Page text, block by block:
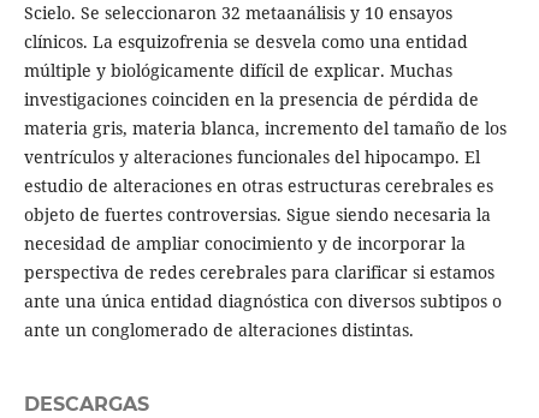
Scielo. Se seleccionaron 32 metaanálisis y 10 ensayos
clínicos. La esquizofrenia se desvela como una entidad
múltiple y biológicamente difícil de explicar. Muchas
investigaciones coinciden en la presencia de pérdida de
materia gris, materia blanca, incremento del tamaño de los
ventrículos y alteraciones funcionales del hipocampo. El
estudio de alteraciones en otras estructuras cerebrales es
objeto de fuertes controversias. Sigue siendo necesaria la
necesidad de ampliar conocimiento y de incorporar la
perspectiva de redes cerebrales para clarificar si estamos
ante una única entidad diagnóstica con diversos subtipos o
ante un conglomerado de alteraciones distintas.
DESCARGAS